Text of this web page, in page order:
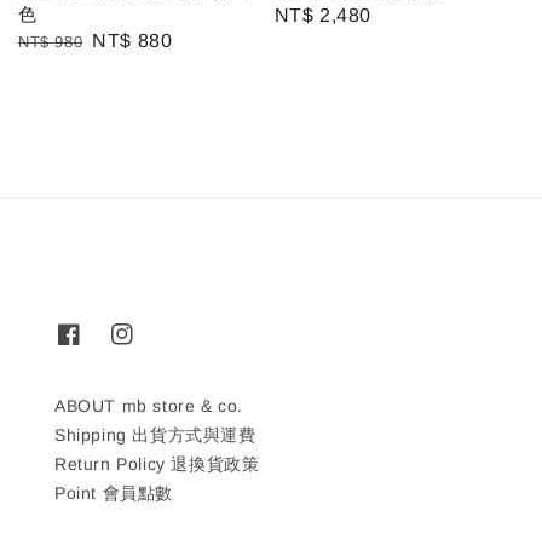
色
Regular
NT$ 980 Sale
NT$ 880
Regular
NT$ 2,480
ABOUT mb store & co.
Shipping 出貨方式與運費
Return Policy 退換貨政策
Point 會員點數